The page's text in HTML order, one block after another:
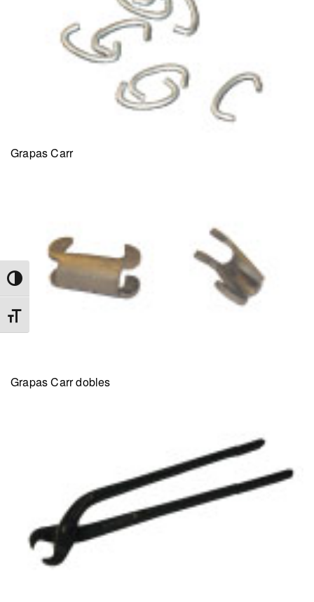
Alternar alto contraste
Alternar tamaño de letra
Grapas Carr
Grapas Carr dobles